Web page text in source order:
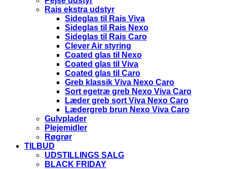
Rais ekstra udstyr
Sideglas til Rais Viva
Sideglas til Rais Nexo
Sideglas til Rais Caro
Clever Air styring
Coated glas til Nexo
Coated glas til Viva
Coated glas til Caro
Greb klassik Viva Nexo Caro
Sort egetræ greb Nexo Viva Caro
Læder greb sort Viva Nexo Caro
Lædergreb brun Nexo Viva Caro
Gulvplader
Plejemidler
Røgrør
TILBUD
UDSTILLINGS SALG
BLACK FRIDAY